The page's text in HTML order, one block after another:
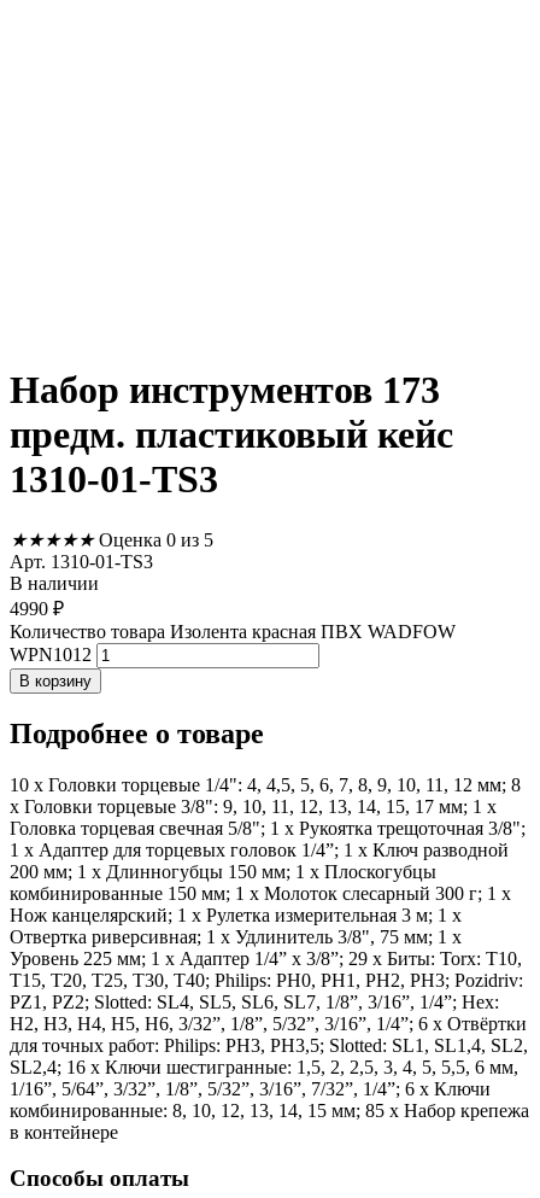
Набор инструментов 173
предм. пластиковый кейс
1310-01-TS3
★★★★★ Оценка 0 из 5
Арт. 1310-01-TS3
В наличии
4990 ₽
Количество товара Изолента красная ПВХ WADFOW
WPN1012
В корзину
Подробнее о товаре
10 х Головки торцевые 1/4": 4, 4,5, 5, 6, 7, 8, 9, 10, 11, 12 мм; 8
х Головки торцевые 3/8": 9, 10, 11, 12, 13, 14, 15, 17 мм; 1 х
Головка торцевая свечная 5/8"; 1 х Рукоятка трещоточная 3/8";
1 х Адаптер для торцевых головок 1/4”; 1 х Ключ разводной
200 мм; 1 х Длинногубцы 150 мм; 1 х Плоскогубцы
комбинированные 150 мм; 1 х Молоток слесарный 300 г; 1 х
Нож канцелярский; 1 х Рулетка измерительная 3 м; 1 х
Отвертка риверсивная; 1 х Удлинитель 3/8", 75 мм; 1 х
Уровень 225 мм; 1 х Адаптер 1/4” х 3/8”; 29 х Биты: Torx: T10,
T15, T20, T25, T30, T40; Philips: PH0, PH1, PH2, PH3; Pozidriv:
PZ1, PZ2; Slotted: SL4, SL5, SL6, SL7, 1/8”, 3/16”, 1/4”; Hex:
H2, H3, H4, H5, H6, 3/32”, 1/8”, 5/32”, 3/16”, 1/4”; 6 х Отвёртки
для точных работ: Philips: PH3, PH3,5; Slotted: SL1, SL1,4, SL2,
SL2,4; 16 х Ключи шестигранные: 1,5, 2, 2,5, 3, 4, 5, 5,5, 6 мм,
1/16”, 5/64”, 3/32”, 1/8”, 5/32”, 3/16”, 7/32”, 1/4”; 6 x Ключи
комбинированные: 8, 10, 12, 13, 14, 15 мм; 85 х Набор крепежа
в контейнере
Способы оплаты